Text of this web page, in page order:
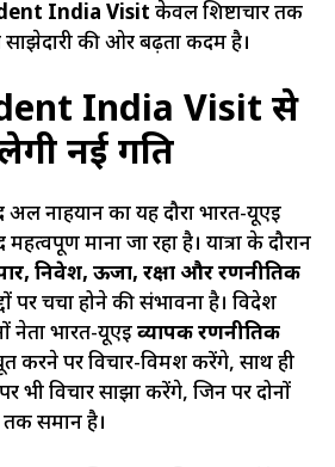
India Visit केवल शिष्टाचार तक
साझेदारी की ओर बढ़ता कदम है।
India Visit से
नई गति
नाहयान का यह दौरा भारत-यूएई
माना जा रहा है। यात्रा के दौरान
निवेश, ऊर्जा, रक्षा और रणनीतिक
पर चर्चा होने की संभावना है। विदेश
नेता भारत-यूएईव्यापक रणनीतिक
पर विचार-विमर्श करेंगे, साथ ही
पर भी विचार साझा करेंगे, जिन पर दोनों
समान है।